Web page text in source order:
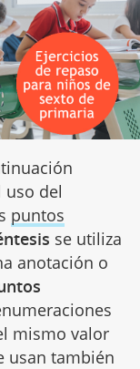
uso del
puntos
se utiliza
anotación o
mismo valor
usan también